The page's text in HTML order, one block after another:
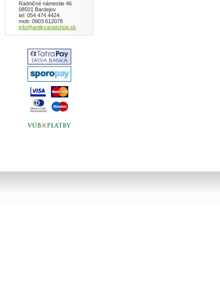
Radničné námestie 46
08501 Bardejov
tel: 054 474 4424
mob: 0903 612078
info@antikvariatshop.sk